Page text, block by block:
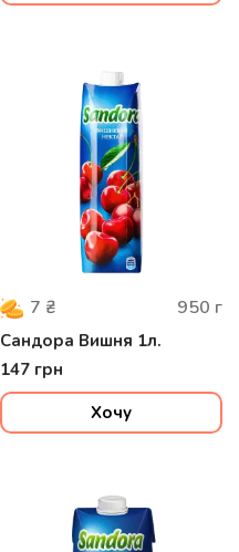
7 ₴ 950 г
Сандора Вишня 1л.
147 грн
Хочу